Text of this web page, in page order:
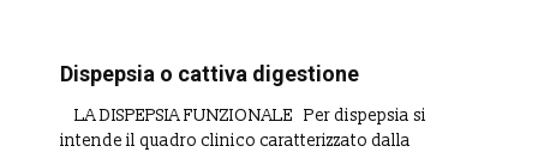
Dispepsia o cattiva digestione
LA DISPEPSIA FUNZIONALE Per dispepsia si
intende il quadro clinico caratterizzato dalla